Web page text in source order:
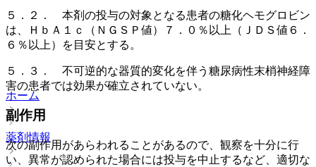
５．２． 本剤の投与の対象となる患者の糖化ヘモグロビン
は、ＨｂＡ１ｃ（ＮＧＳＰ値）７．０％以上（ＪＤＳ値６．
６％以上）を目安とする。
５．３． 不可逆的な器質的変化を伴う糖尿病性末梢神経障
害の患者では効果が確立されていない。
副作用
次の副作用があらわれることがあるので、観察を十分に行
い、異常が認められた場合には投与を中止するなど、適切な
ホーム
薬剤情報